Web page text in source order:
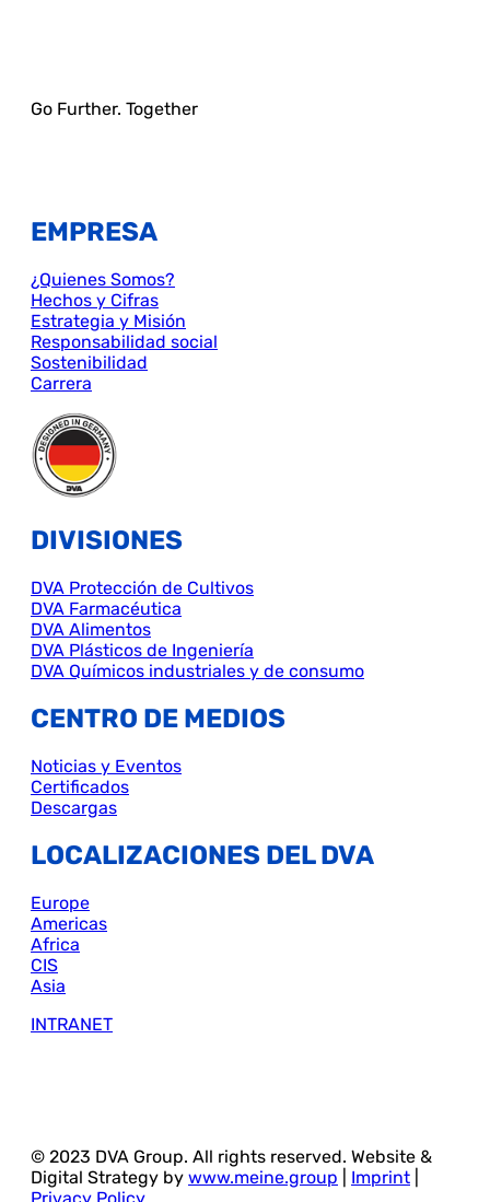
Go Further. Together
EMPRESA
¿Quienes Somos?
Hechos y Cifras
Estrategia y Misión
Responsabilidad social
Sostenibilidad
Carrera
DIVISIONES
DVA Protección de Cultivos
DVA Farmacéutica
DVA Alimentos
DVA Plásticos de Ingeniería
DVA Químicos industriales y de consumo
CENTRO DE MEDIOS
Noticias y Eventos
Certificados
Descargas
LOCALIZACIONES DEL DVA
Europe
Americas
Africa
CIS
Asia
INTRANET
© 2023 DVA Group. All rights reserved. Website &
Digital Strategy by www.meine.group Imprint
Privacy Policy